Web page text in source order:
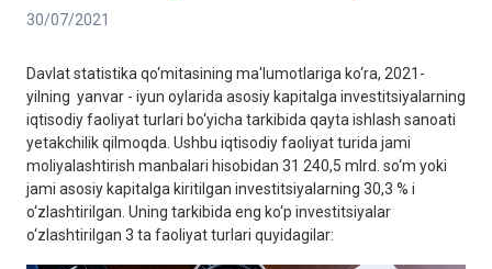
30/07/2021
Davlat statistika qo‘mitasining ma'lumotlariga ko‘ra, 2021-
yilning yanvar - iyun oylarida asosiy kapitalga investitsiyalarning
iqtisodiy faoliyat turlari bo‘yicha tarkibida qayta ishlash sanoati
yetakchilik qilmoqda. Ushbu iqtisodiy faoliyat turida jami
moliyalashtirish manbalari hisobidan 31 240,5 mlrd. so‘m yoki
jami asosiy kapitalga kiritilgan investitsiyalarning 30,3 % i
o‘zlashtirilgan. Uning tarkibida eng ko‘p investitsiyalar
o‘zlashtirilgan 3 ta faoliyat turlari quyidagilar: